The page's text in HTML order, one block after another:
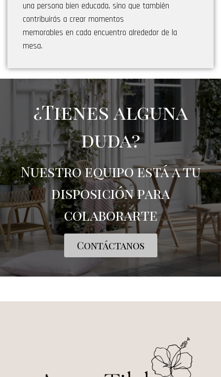
una persona bien educada, sino que también
contribuirás a crear momentos
memorables en cada encuentro alrededor de la
mesa.
¿Tienes alguna
duda?
Nuestro equipo está a tu
disposición para
colaborarte
Contáctanos